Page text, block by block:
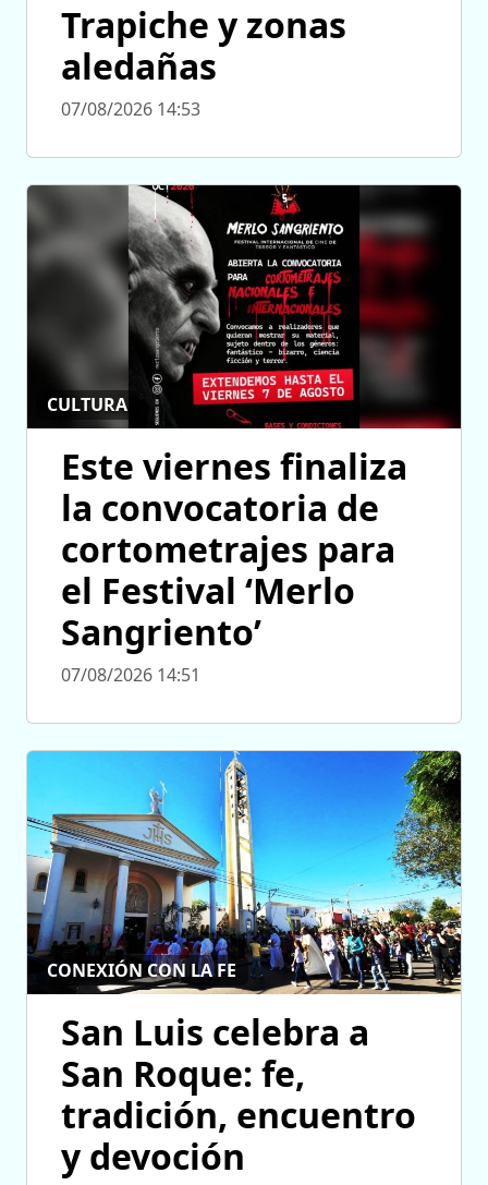
Trapiche y zonas
aledañas
07/08/2026 14:53
CULTURA
Este viernes finaliza
la convocatoria de
cortometrajes para
el Festival ‘Merlo
Sangriento’
07/08/2026 14:51
CONEXIÓN CON LA FE
San Luis celebra a
San Roque: fe,
tradición, encuentro
y devoción